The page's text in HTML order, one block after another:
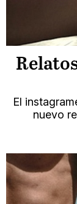
El
nuevo